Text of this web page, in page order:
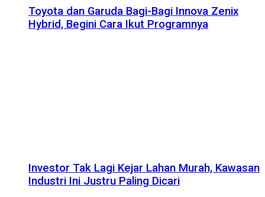
Toyota dan Garuda Bagi-Bagi Innova Zenix
Hybrid, Begini Cara Ikut Programnya
Investor Tak Lagi Kejar Lahan Murah, Kawasan
Industri Ini Justru Paling Dicari